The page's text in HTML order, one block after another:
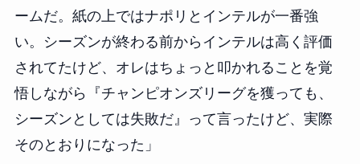
ームだ。紙の上ではナポリとインテルが一番強
い。シーズンが終わる前からインテルは高く評価
されてたけど、オレはちょっと叩かれることを覚
悟しながら『チャンピオンズリーグを獲っても、
シーズンとしては失敗だ』って言ったけど、実際
そのとおりになった」